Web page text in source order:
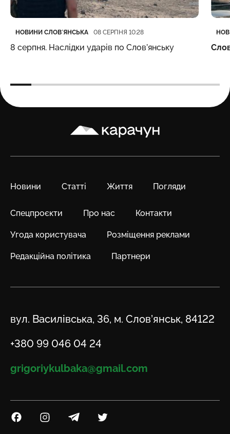
Категорія
НОВИНИ СЛОВʼЯНСЬКА
Дата публікації 08 СЕРПНЯ 10:28
8 серпня. Наслідки ударів по Слов’янську
Карачун
Новини Статті Життя Погляди
Спецпроєкти Про нас Контакти
Угода користувача Розміщення реклами
Редакційна політика Партнери
Адреса
вул. Василівська, 36, м. Слов’янськ, 84122
Телефон
+380 99 046 04 24
Email
grigoriykulbaka@gmail.com
Посилання на Facebook
Посилання на Instagram
Посилання на Telegram
Посилання на Twitter